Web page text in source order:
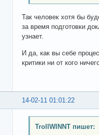
Так человек хотя бы
за время подготовки
узнает.
И да, как вы себе
критики ни от кого
14-02-11 01:01:22
TrollWINNT пишет: